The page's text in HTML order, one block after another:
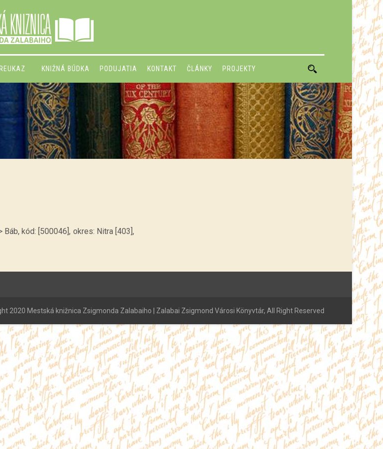
KNIŽNÁ BÚDKA PODUJATIA KONTAKT ČLÁNKY PROJEKTY
kód: [500046], okres: Nitra [403],
2020 Mestská knižnica Zsigmonda Zalabaiho | Zalabai Zsigmond Városi Könyvtár, All Right Reserved